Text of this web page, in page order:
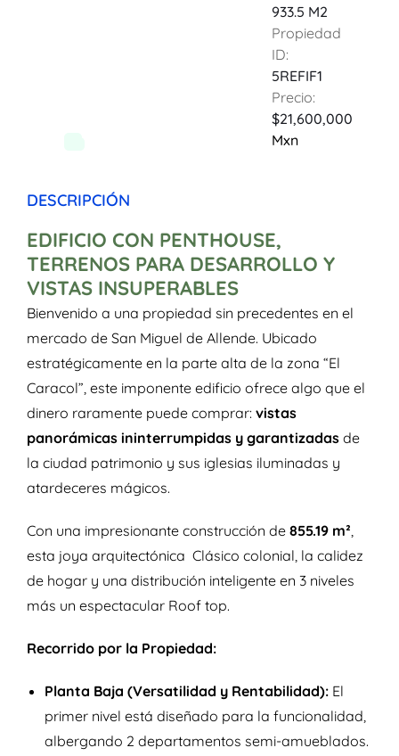
933.5 M2
Propiedad
ID:
5REFIF1
Precio:
$21,600,000
Mxn
DESCRIPCIÓN
EDIFICIO CON PENTHOUSE,
TERRENOS PARA DESARROLLO Y
VISTAS INSUPERABLES
Bienvenido a una propiedad sin precedentes en el
mercado de San Miguel de Allende. Ubicado
estratégicamente en la parte alta de la zona “El
Caracol”, este imponente edificio ofrece algo que el
dinero raramente puede comprar: vistas
panorámicas ininterrumpidas y garantizadas de
la ciudad patrimonio y sus iglesias iluminadas y
atardeceres mágicos.
Con una impresionante construcción de 855.19 m²
esta joya arquitectónica Clásico colonial, la calidez
de hogar y una distribución inteligente en 3 niveles
más un espectacular Roof top.
Recorrido por la Propiedad:
Planta Baja (Versatilidad y Rentabilidad): El
primer nivel está diseñado para la funcionalidad,
albergando 2 departamentos semi-amueblados.